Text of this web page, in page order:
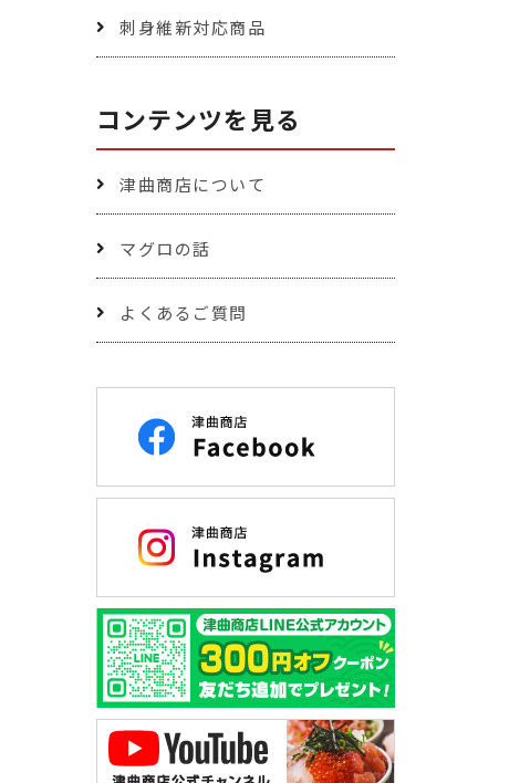
刺身維新対応商品
コンテンツを見る
津曲商店について
マグロの話
よくあるご質問